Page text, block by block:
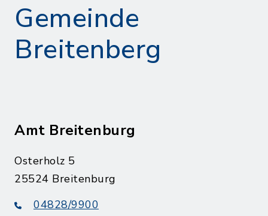
Gemeinde
Breitenberg
Amt Breitenburg
Osterholz 5
25524 Breitenburg
04828/9900